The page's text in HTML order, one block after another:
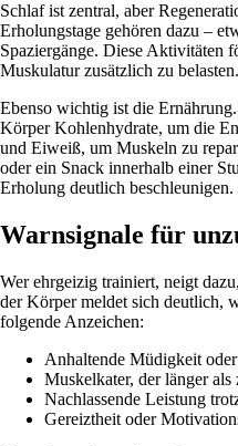
Schlaf ist zentral, aber
Erholungstage gehören dazu –
Spaziergänge. Diese Aktivitäten
Muskulatur zusätzlich zu belasten.
Ebenso wichtig ist die
Körper Kohlenhydrate, um die
und Eiweiß, um Muskeln zu
oder ein Snack innerhalb einer
Erholung deutlich beschleunigen.
Warnsignale für
Wer ehrgeizig trainiert, neigt
der Körper meldet sich deutlich,
folgende Anzeichen:
Anhaltende Müdigkeit
Muskelkater, der länger als
Nachlassende Leistung
Gereiztheit oder